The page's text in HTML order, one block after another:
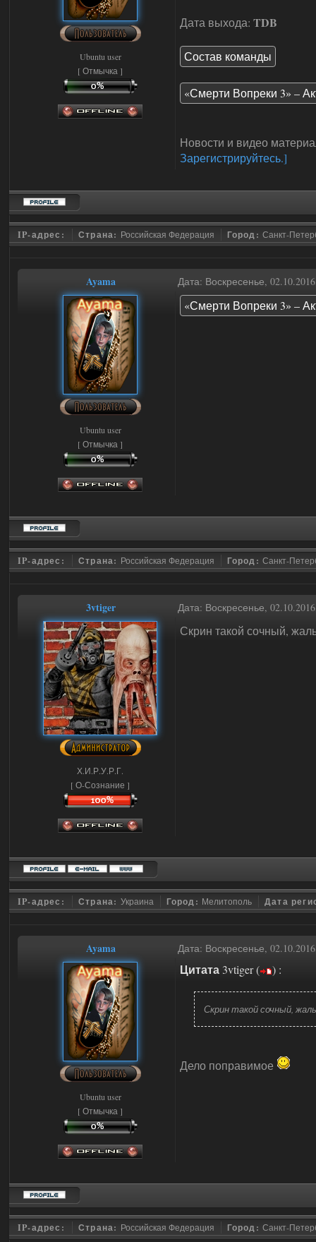
Ubuntu user
[ Отмычка ]
Дата выхода: TDB
Состав команды
«Смерти Вопреки 3» –
Новости и видео
Зарегистрируйтесь.]
IP-адрес: Страна: Российская Федерация Город:Санкт-
Ayama Дата: Воскресенье,
Ubuntu user
[ Отмычка ]
«Смерти Вопреки 3» –
IP-адрес: Страна: Российская Федерация Город:Санкт-
3vtiger Дата: Воскресенье,
Х.И.Р.У.Р.Г.
[ О-Сознание ]
Скрин такой сочный,
IP-адрес: Страна: Украина Город: Мелитополь Дата
Ayama Дата: Воскресенье,
Ubuntu user
[ Отмычка ]
Цитата 3vtiger( ) :
Скрин такой сочный,
Дело поправимое
IP-адрес: Страна: Российская Федерация Город:Санкт-